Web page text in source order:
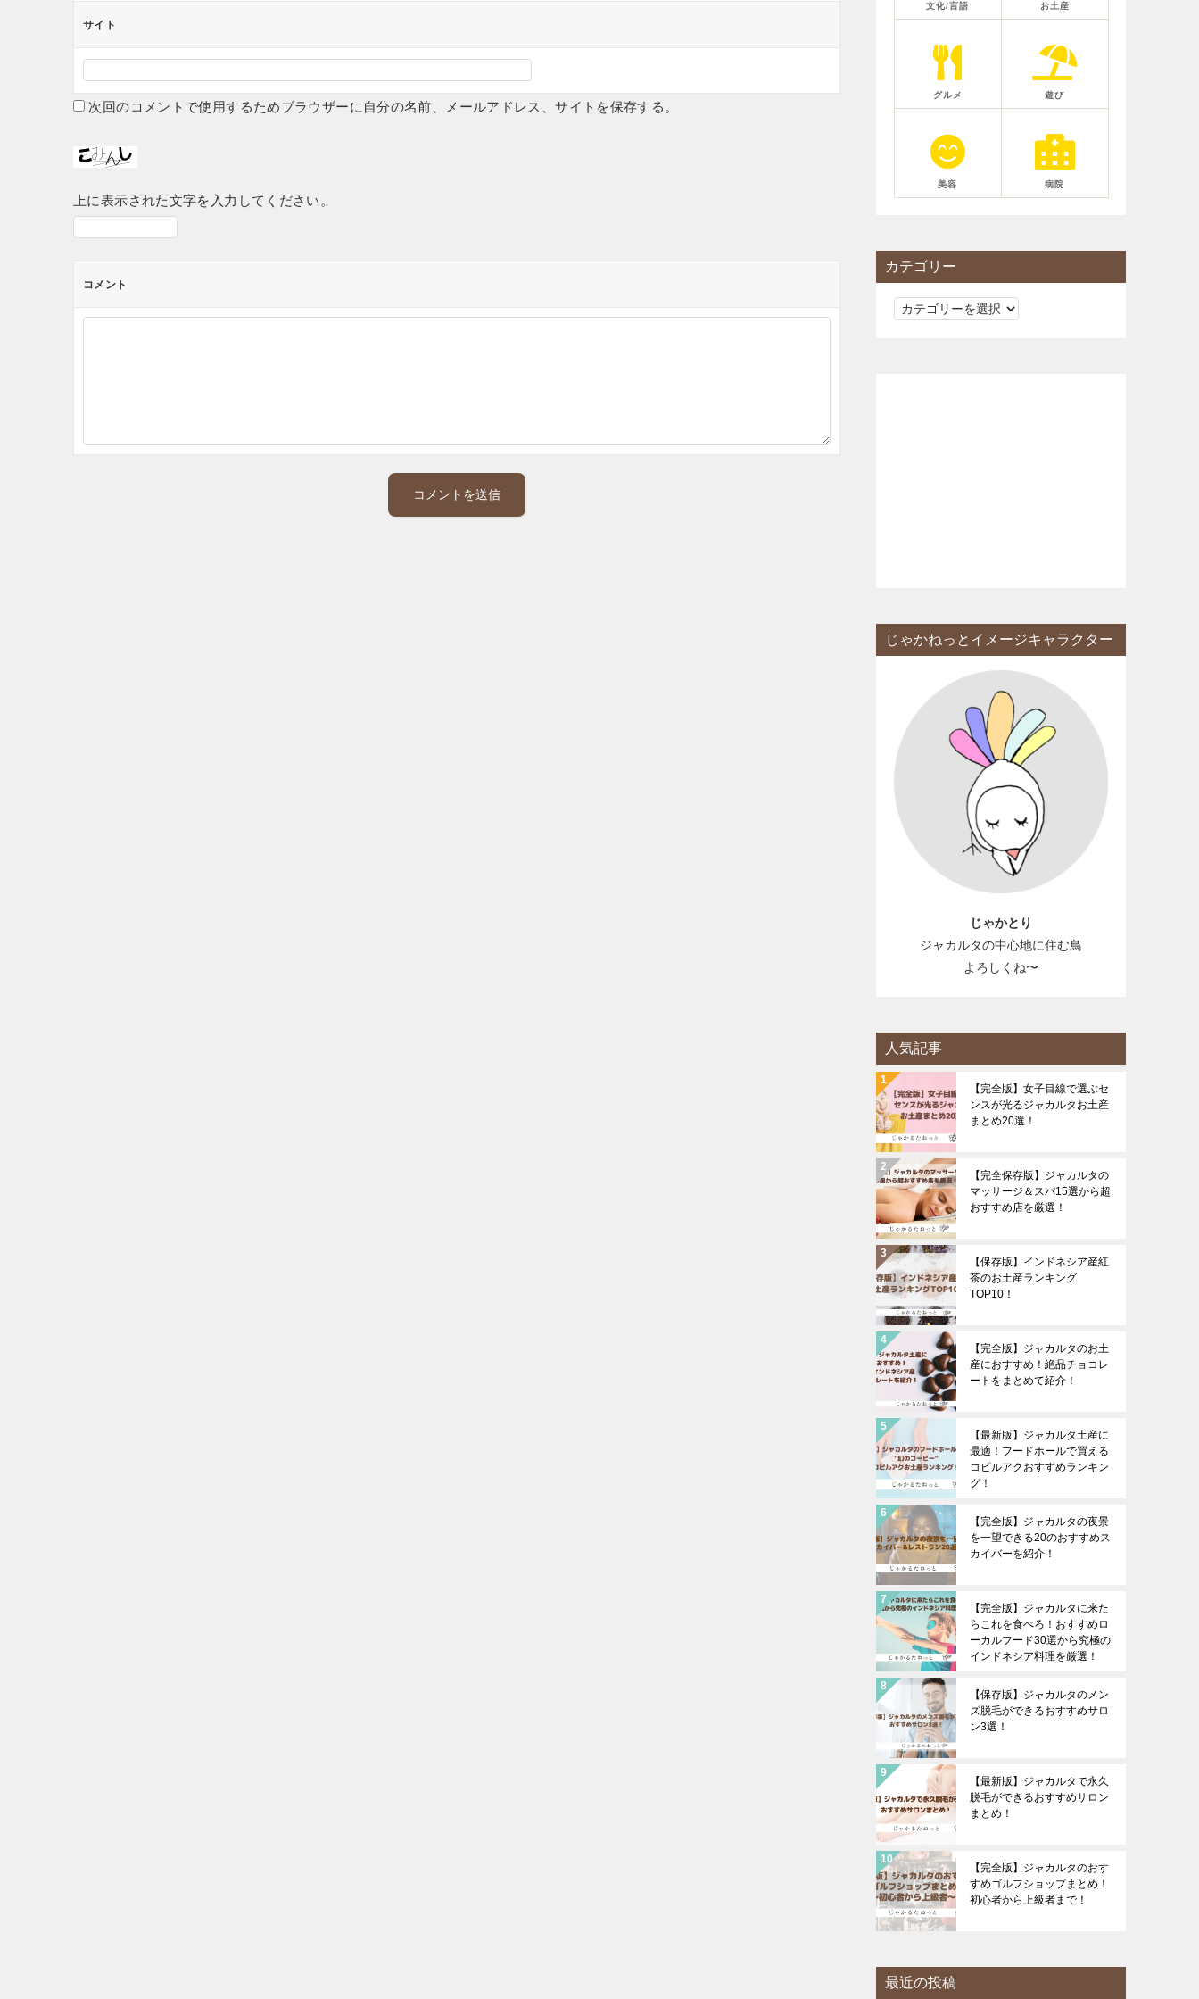
サイト
次回のコメントで使用するためブラウザーに自分の名前、メールアドレス、サイトを保存する。
上に表示された文字を入力してください。
コメント
文化/言語 お土産
グルメ 遊び
美容 病院
カテゴリー
カ
じゃかねっとイメージキャラクター
じゃかとり
ジャカルタの中心地に住む鳥
よろしくね〜
人気記事
【完全版】女子目線で選ぶセ
ンスが光るジャカルタお土産
まとめ20選！
【完全保存版】ジャカルタの
マッサージ＆スパ15選から超
おすすめ店を厳選！
【保存版】インドネシア産紅
茶のお土産ランキング
TOP10！
【完全版】ジャカルタのお土
産におすすめ！絶品チョコレ
ートをまとめて紹介！
【最新版】ジャカルタ土産に
最適！フードホールで買える
コピルアクおすすめランキン
グ！
【完全版】ジャカルタの夜景
を一望できる20のおすすめス
カイバーを紹介！
【完全版】ジャカルタに来た
らこれを食べろ！おすすめロ
ーカルフード30選から究極の
インドネシア料理を厳選！
【保存版】ジャカルタのメン
ズ脱毛ができるおすすめサロ
ン3選！
【最新版】ジャカルタで永久
脱毛ができるおすすめサロン
まとめ！
【完全版】ジャカルタのおす
すめゴルフショップまとめ！
初心者から上級者まで！
最近の投稿